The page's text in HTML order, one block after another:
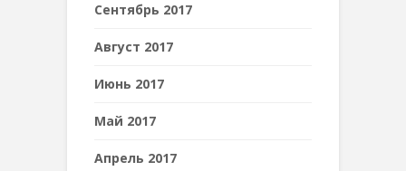
Сентябрь 2017
Август 2017
Июнь 2017
Май 2017
Апрель 2017